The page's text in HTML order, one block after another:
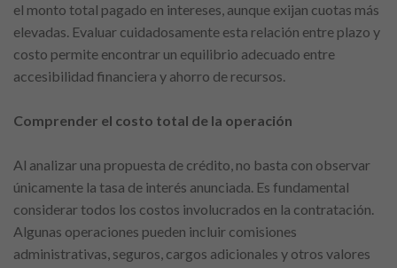
el monto total pagado en intereses, aunque exijan cuotas más
elevadas. Evaluar cuidadosamente esta relación entre plazo y
costo permite encontrar un equilibrio adecuado entre
accesibilidad financiera y ahorro de recursos.
Comprender el costo total de la operación
Al analizar una propuesta de crédito, no basta con observar
únicamente la tasa de interés anunciada. Es fundamental
considerar todos los costos involucrados en la contratación.
Algunas operaciones pueden incluir comisiones
administrativas, seguros, cargos adicionales y otros valores